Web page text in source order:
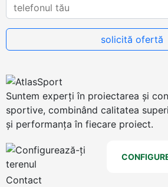
Suntem experți în proiectarea și
sportive, combinând calitatea
și performanța în fiecare proiect.
Contact